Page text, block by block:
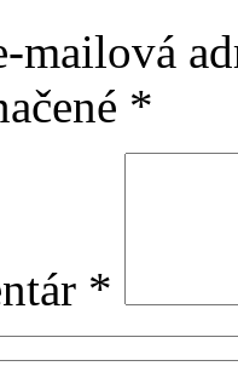
mailová
*
*